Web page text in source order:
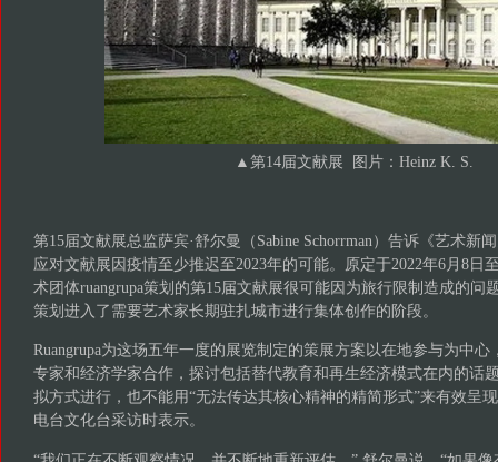
▲第14届文献展 图片：Heinz K. S.
第15届文献展总监萨宾·舒尔曼（Sabine Schorrman）告诉《艺术新
应对文献展因疫情至少推迟至2023年的可能。原定于2022年6月8日
术团体ruangrupa策划的第15届文献展很可能因为旅行限制造成的问
策划进入了需要艺术家长期驻扎城市进行集体创作的阶段。
Ruangrupa为这场五年一度的展览制定的策展方案以在地参与为中
专家和经济学家合作，探讨包括替代教育和再生经济模式在内的话
拟方式进行，也不能用“无法传达其核心精神的精简形式”来有效呈
电台文化台采访时表示。